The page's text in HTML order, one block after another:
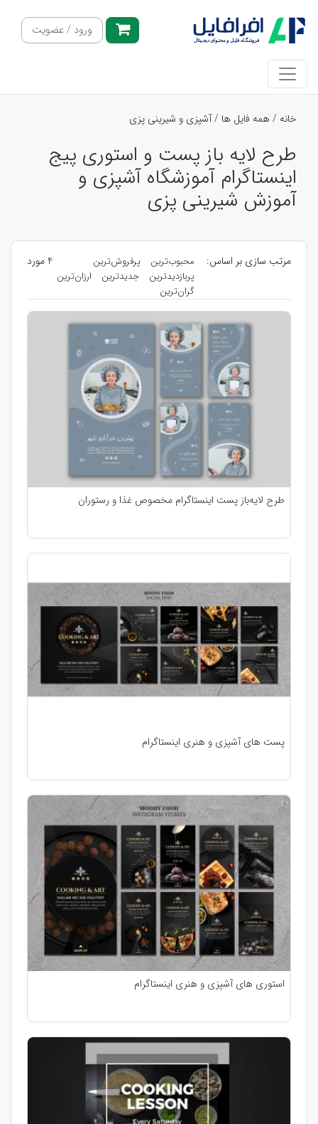
ورود / عضویت
خانه / همه فایل ها /آشپزی و شیرینی پزی
طرح لایه باز پست و استوری پیج
اینستاگرام آموزشگاه آشپزی و
آموزش شیرینی پزی
مرتب سازی بر اساس: محبوب‌ترین
پرفروش‌ترین
پربازدیدترین
جدیدترین
ارزان‌ترین
گران‌ترین
4 مورد
طرح لایه‌باز پست اینستاگرام مخصوص غذا و رستوران
پست های آشپزی و هنری اینستاگرام
استوری های آشپزی و هنری اینستاگرام